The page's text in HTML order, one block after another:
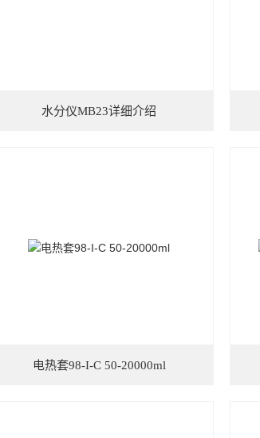
水分仪MB23详细介绍
电热套98-I-C 50-20000ml